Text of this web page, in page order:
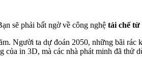
sẽ phải bất ngờ về công nghệ tái chế từ
Người ta dự đoán 2050, những bãi rác
in 3D, mà các nhà phát minh đã thử